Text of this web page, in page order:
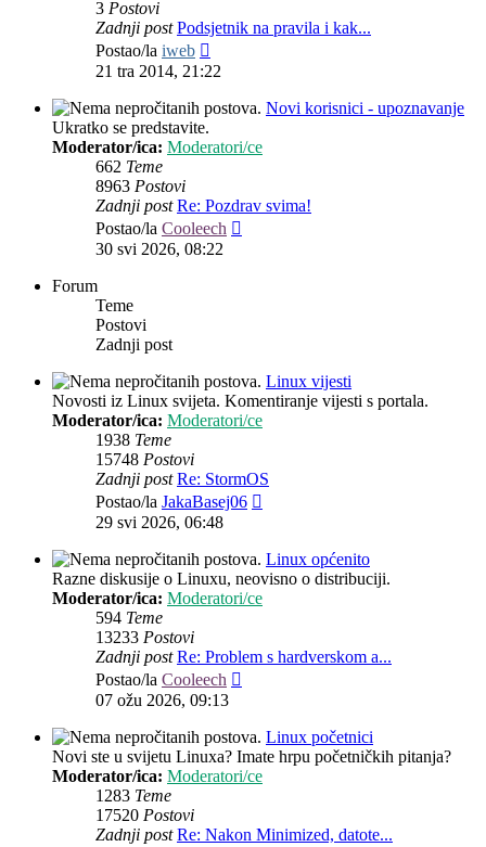
3 Postovi
Zadnji post Podsjetnik na pravila i kak...
Postao/la iweb
post
21 tra 2014, 21:22
Novi korisnici - upoznavanje
Ukratko se predstavite.
Moderator/ica: Moderatori/ce
662 Teme
8963 Postovi
Zadnji post Re: Pozdrav svima!
Postao/la Cooleech
30 svi 2026, 08:22
Forum
Teme
Postovi
Zadnji post
Linux vijesti
Novosti iz Linux svijeta. Komentiranje vijesti s portala.
Moderator/ica: Moderatori/ce
1938 Teme
15748 Postovi
Zadnji post Re: StormOS
Postao/la JakaBasej06
29 svi 2026, 06:48
Linux općenito
Razne diskusije o Linuxu, neovisno o distribuciji.
Moderator/ica: Moderatori/ce
594 Teme
13233 Postovi
Zadnji post Re: Problem s hardverskom a...
Postao/la Cooleech
07 ožu 2026, 09:13
Linux početnici
Novi ste u svijetu Linuxa? Imate hrpu početničkih pitanja?
Moderator/ica: Moderatori/ce
1283 Teme
17520 Postovi
Zadnji post Re: Nakon Minimized, datote...